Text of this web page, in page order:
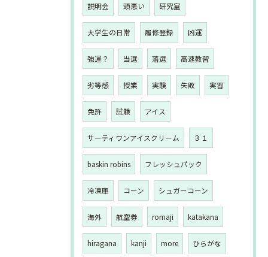
説明会 頭悪い 研究室
大学生の日常 履修登録 凶運
強運？ 当選 落選 高速教習
劣等感 授業 実験 失敗 実習
免許 試験 アイス
サーティワンアイスクリーム ３１
baskin robins フレッシュパック
冷凍庫 コーン シュガーコーン
海外 航空券 romaji katakana
hiragana kanji more ひらがな